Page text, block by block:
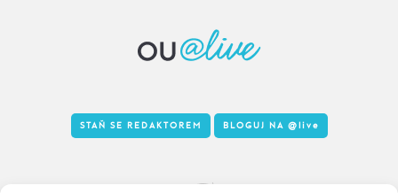
STAŇ SE REDAKTOREM BLOGUJ NA @live